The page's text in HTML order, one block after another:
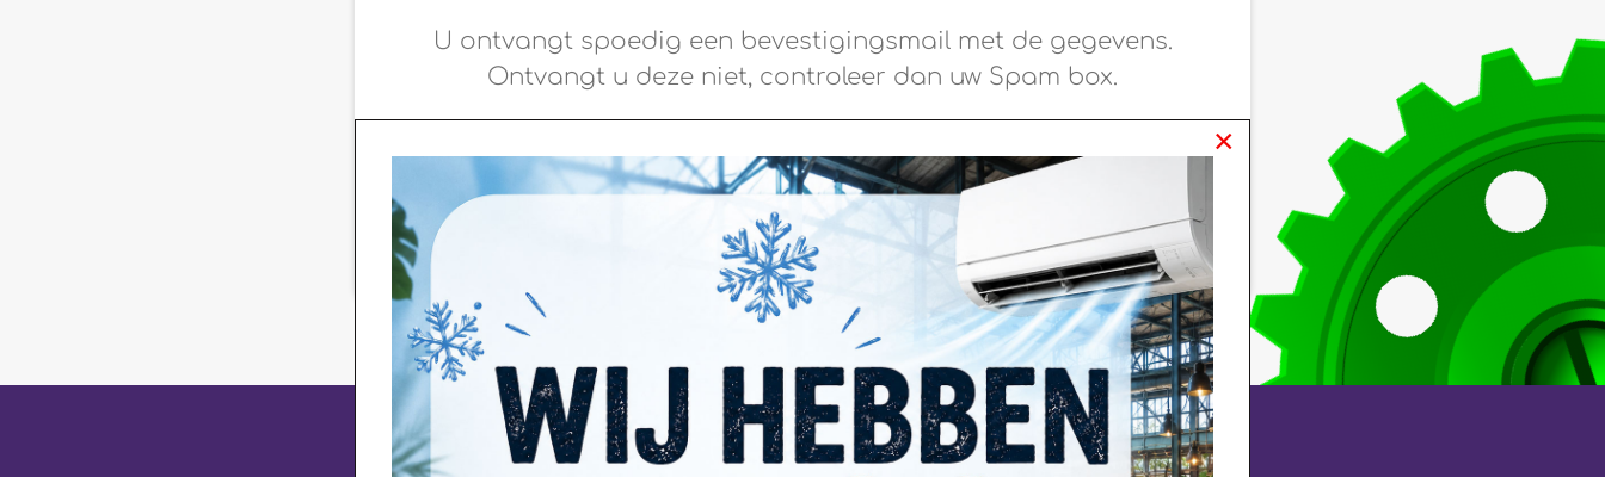
U ontvangt spoedig een bevestigingsmail met de gegevens.
Ontvangt u deze niet, controleer dan uw Spam box.
Plaats nog een reservering Terug naar de website
Meld je aan voor onze nieuwsbrief!
×